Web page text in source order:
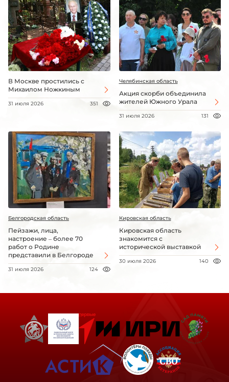
В Москве простились с
Михаилом Ножкиным
31 июля 2026 351
Челябинская область
Акция скорби объединила
жителей Южного Урала
31 июля 2026 131
Белгородская область
Пейзажи, лица,
настроение – более 70
работ о Родине
представили в Белгороде
31 июля 2026 124
Кировская область
Кировская область
знакомится с
исторической выставкой
30 июля 2026 140